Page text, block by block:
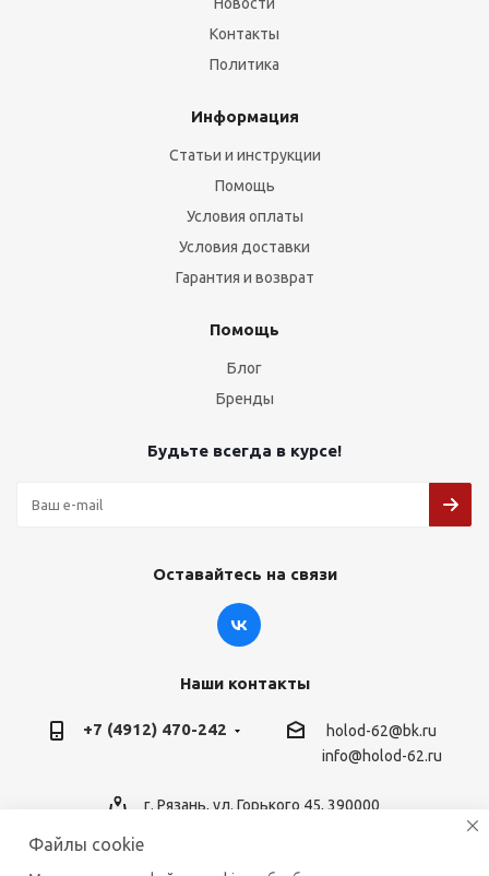
Контакты
Политика
Информация
Статьи и инструкции
Помощь
Условия оплаты
Условия доставки
Гарантия и возврат
Помощь
Блог
Бренды
Будьте всегда в курсе!
Оставайтесь на связи
Наши контакты
+7 (4912) 470-242
holod-62@bk.ru
info@holod-62.ru
г. Рязань, ул. Горького 45, 390000
Файлы cookie